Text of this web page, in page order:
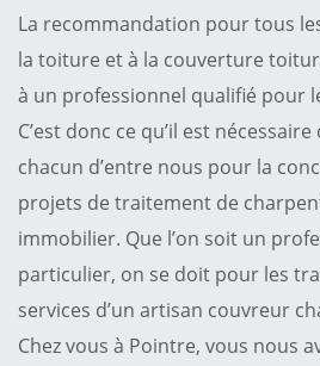
La recommandation pour tous
la toiture et à la couverture
à un professionnel qualifié pour
C’est donc ce qu’il est
chacun d’entre nous pour la
projets de traitement de
immobilier. Que l’on soit un
particulier, on se doit pour les
services d’un artisan couvreur
Chez vous à Pointre, vous nous